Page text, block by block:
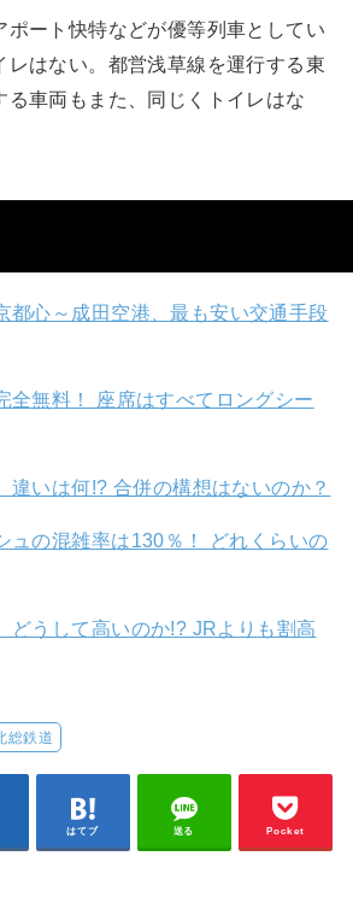
ポート快特などが優等列車としてい
レはない。都営浅草線を運行する東
る車両もまた、同じくトイレはな
都心～成田空港、最も安い交通手段
全無料！ 座席はすべてロングシー
違いは何!? 合併の構想はないのか？
ュの混雑率は130％！ どれくらいの
どうして高いのか!? JRよりも割高
総鉄道
はてブ 送る Pocket